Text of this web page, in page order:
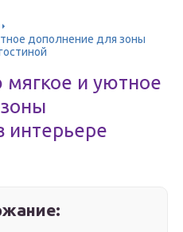
дополнение для зоны
мягкое и уютное
интерьере